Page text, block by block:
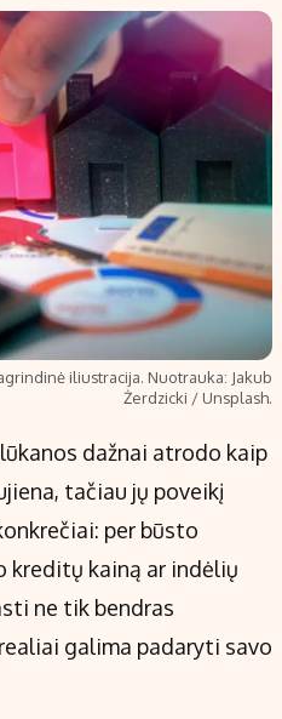
Nedarbo išmokos skaičiuoklė
Indėliai
Indėlių skaičiuoklė
Būsto finansai
Įdomios naujienos
iliustracija. Nuotrauka: Jakub
Żerdzicki / Unsplash.
dažnai atrodo kaip
tačiau jų poveikį
per būsto
kreditų kainą ar indėlių
ne tik bendras
galima padaryti savo